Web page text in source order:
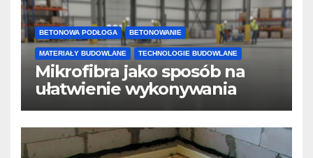
BETONOWA PODŁOGA BETONOWANIE
MATERIAŁY BUDOWLANE TECHNOLOGIE BUDOWLANE
Mikrofibra jako sposób na
ułatwienie wykonywania
posadzek betonowych i
konstrukcji